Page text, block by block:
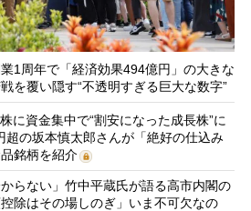
1周年で「経済効果494億円」の大きな
を覆い隠す“不透明すぎる巨大な数字”
に資金集中で“割安になった成長株”に
の坂本慎太郎さんが「絶好の仕込み
銘柄を紹介
からない」竹中平蔵氏が語る高市内閣の
除はその場しのぎ」いま不可欠なの